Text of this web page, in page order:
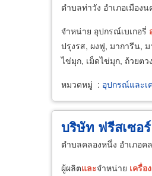
ตำบลท่าวัง อำเภอเมือง
จำหน่าย อุปกรณ์เบเกอรี่
ปรุงรส, ผงฟู, มาการีน,
ไข่มุก, เม็ดไข่มุก, ถ้วยต
หมวดหมู่ : อุปกรณ์และเ
บริษัท ฟรีสเซอ
ตำบลคลองหนึ่ง อำเภอค
ผู้ผลิตและจำหน่าย เครื่อง